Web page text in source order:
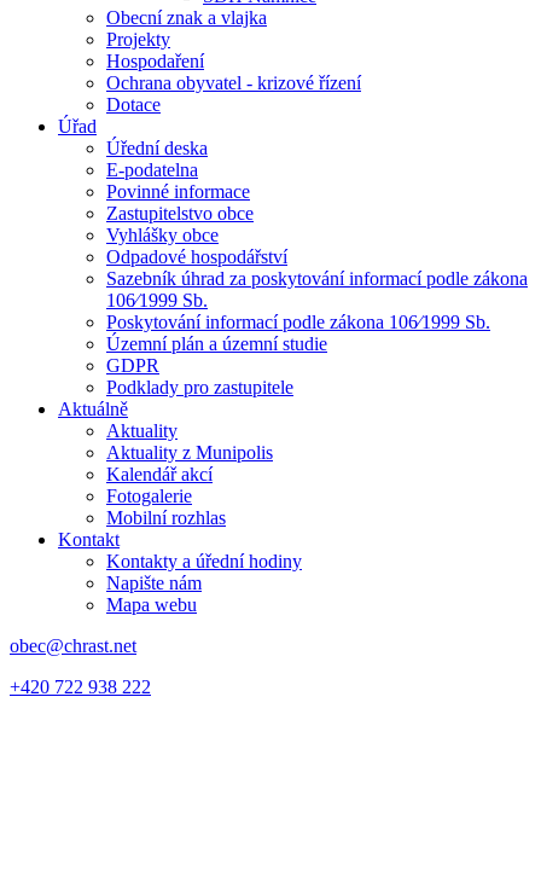
Obecní znak a vlajka
Projekty
Hospodaření
Ochrana obyvatel - krizové řízení
Dotace
Úřad
Úřední deska
E-podatelna
Povinné informace
Zastupitelstvo obce
Vyhlášky obce
Odpadové hospodářství
Sazebník úhrad za poskytování informací podle zákona
106⁄1999 Sb.
Poskytování informací podle zákona 106⁄1999 Sb.
Územní plán a územní studie
GDPR
Podklady pro zastupitele
Aktuálně
Aktuality
Aktuality z Munipolis
Kalendář akcí
Fotogalerie
Mobilní rozhlas
Kontakt
Kontakty a úřední hodiny
Napište nám
Mapa webu
obec@chrast.net
+420 722 938 222